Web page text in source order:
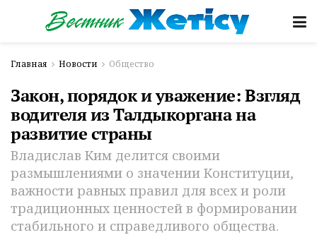
Главная Новости Общество
Закон, порядок и уважение: Взгляд
водителя из Талдыкоргана на
развитие страны
Владислав Ким делится своими
размышлениями о значении Конституции,
важности равных правил для всех и роли
традиционных ценностей в формировании
стабильного и справедливого общества.